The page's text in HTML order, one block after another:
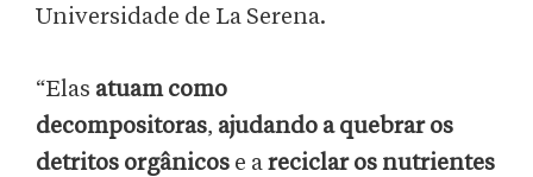
Universidade de La Serena.
“Elas atuam como
decompositoras, ajudando a quebrar os
detritos orgânicos e areciclar os nutrientes